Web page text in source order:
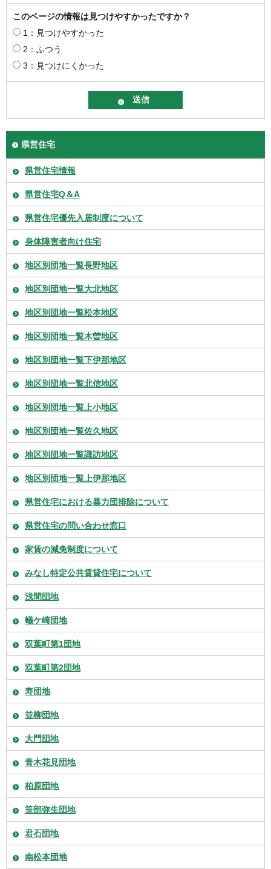
このページの情報は見つけやすかったですか？
1：見つけやすかった
2：ふつう
3：見つけにくかった
県営住宅
県営住宅情報
県営住宅Q＆A
県営住宅優先入居制度について
身体障害者向け住宅
地区別団地一覧長野地区
地区別団地一覧大北地区
地区別団地一覧松本地区
地区別団地一覧木曽地区
地区別団地一覧下伊那地区
地区別団地一覧北信地区
地区別団地一覧上小地区
地区別団地一覧佐久地区
地区別団地一覧諏訪地区
地区別団地一覧上伊那地区
県営住宅における暴力団排除について
県営住宅の問い合わせ窓口
家賃の減免制度について
みなし特定公共賃貸住宅について
浅間団地
蟻ケ崎団地
双葉町第1団地
双葉町第2団地
寿団地
並柳団地
大門団地
青木花見団地
柏原団地
笹部弥生団地
君石団地
南松本団地